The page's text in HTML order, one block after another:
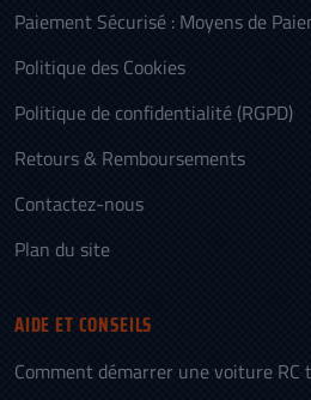
Paiement Sécurisé : Moyens de
Politique des Cookies
Politique de confidentialité (RGPD)
Retours & Remboursements
Contactez-nous
Plan du site
AIDE ET CONSEILS
Comment démarrer une voiture RC